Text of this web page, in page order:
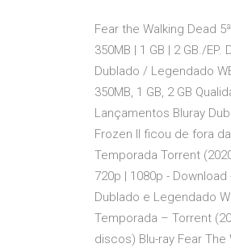
Fear the Walking Dead
350MB | 1 GB | 2 GB./
Dublado / Legendado
350MB, 1 GB, 2 GB
Lançamentos Bluray
Frozen II ficou de fora
Temporada Torrent
720p | 1080p - Download
Dublado e Legendado
Temporada – Torrent
discos) Blu-ray Fear